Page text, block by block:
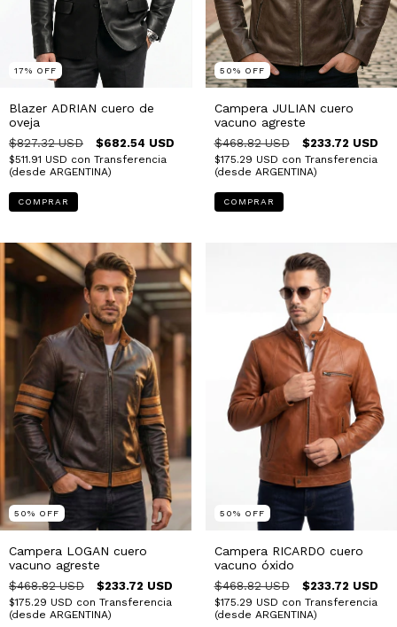
17% OFF
Blazer ADRIAN cuero de
oveja
$827.32 USD $682.54 USD
$511.91 USD con Transferencia
(desde ARGENTINA)
COMPRAR
50% OFF
Campera JULIAN cuero
vacuno agreste
$468.82 USD $233.72 USD
$175.29 USD con Transferencia
(desde ARGENTINA)
COMPRAR
50% OFF
Campera LOGAN cuero
vacuno agreste
$468.82 USD $233.72 USD
$175.29 USD con Transferencia
(desde ARGENTINA)
50% OFF
Campera RICARDO cuero
vacuno óxido
$468.82 USD $233.72 USD
$175.29 USD con Transferencia
(desde ARGENTINA)